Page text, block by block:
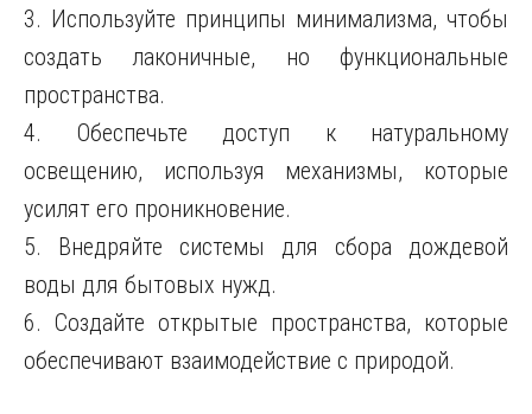
3. Используйте принципы минимализма, чтобы
создать лаконичные, но функциональные
пространства.
4. Обеспечьте доступ к натуральному
освещению, используя механизмы, которые
усилят его проникновение.
5. Внедряйте системы для сбора дождевой
воды для бытовых нужд.
6. Создайте открытые пространства, которые
обеспечивают взаимодействие с природой.